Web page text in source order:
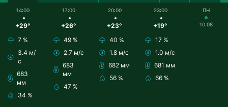
14:00
+29°
7 %
3.4 м/
с
683
мм
34 %
17:00
+26°
49 %
2.7 м/с
683
мм
47 %
20:00
+23°
40 %
1.8 м/с
682 мм
56 %
23:00
+19°
17 %
1.0 м/с
681 мм
66 %
ПН
10.08